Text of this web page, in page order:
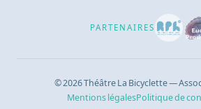
PARTENAIRES
© 2026 Théâtre La Bicyclette —
Mentions légalesPolitique de